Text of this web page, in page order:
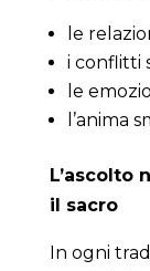
le
i conflitti
le
l’anima
L’ascolto
il sacro
In ogni